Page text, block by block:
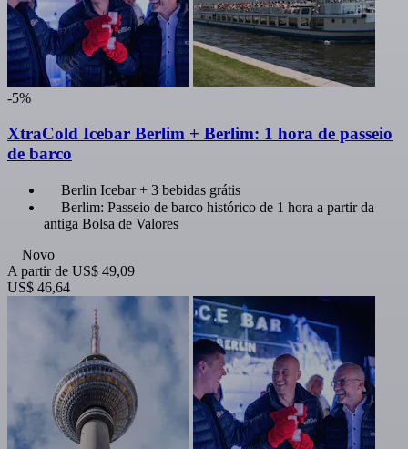
-5%
XtraCold Icebar Berlim + Berlim: 1 hora de passeio
de barco
Berlin Icebar + 3 bebidas grátis
Berlim: Passeio de barco histórico de 1 hora a partir da
antiga Bolsa de Valores
Novo
A partir de US$ 49,09
US$ 46,64